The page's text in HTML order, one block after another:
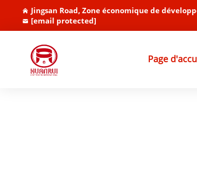
Jingsan Road, Zone économique de
[email protected]
Page